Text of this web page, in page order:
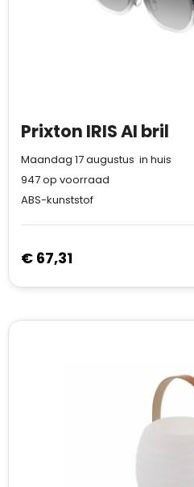
Prixton IRIS AI bril
Maandag 17 augustus in huis
947op voorraad
ABS-kunststof
€ 67,31